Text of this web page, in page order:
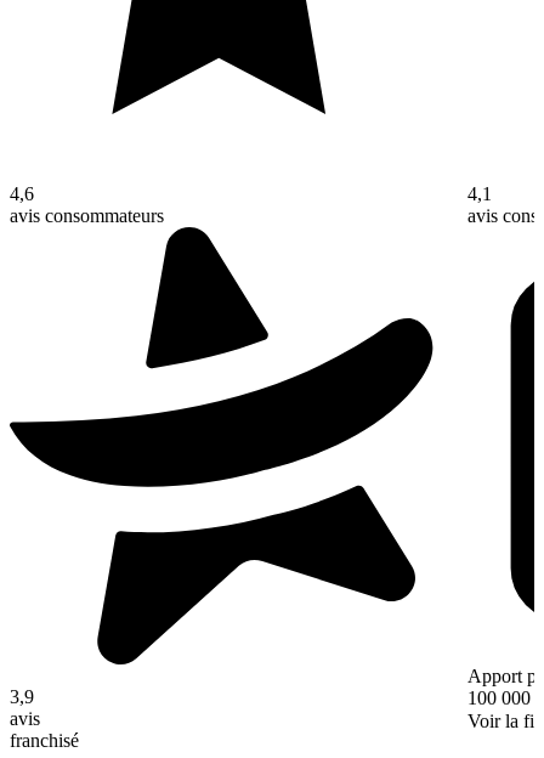
4,6
avis consommateurs
3,9
avis
franchisé
4,1
avis
Apport
100 000 €
Voir la